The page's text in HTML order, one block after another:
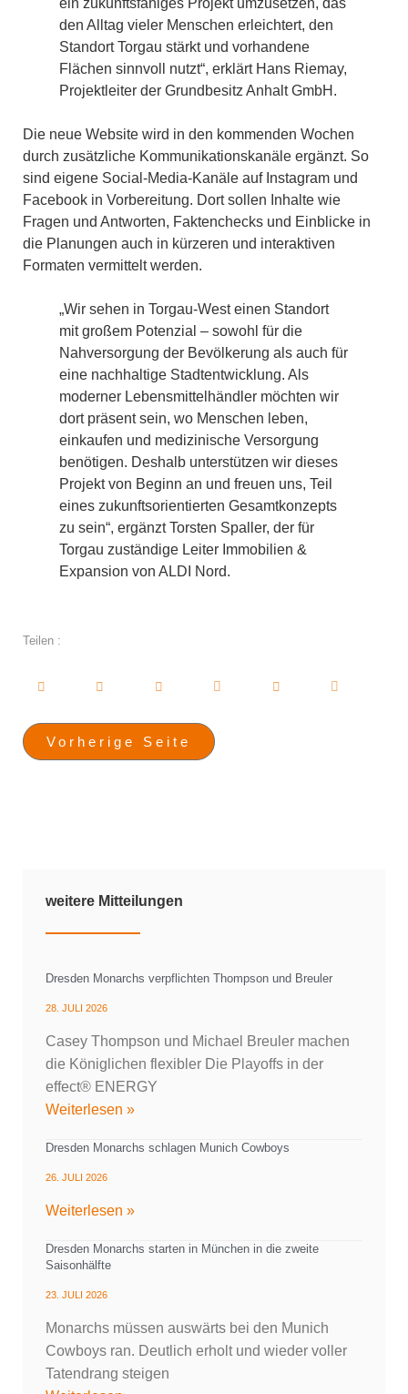
den Alltag vieler Menschen erleichtert, den
Standort Torgau stärkt und vorhandene
Flächen sinnvoll nutzt“, erklärt Hans Riemay,
Projektleiter der Grundbesitz Anhalt GmbH.
Die neue Website wird in den kommenden Wochen
durch zusätzliche Kommunikationskanäle ergänzt. So
sind eigene Social-Media-Kanäle auf Instagram und
Facebook in Vorbereitung. Dort sollen Inhalte wie
Fragen und Antworten, Faktenchecks und Einblicke in
die Planungen auch in kürzeren und interaktiven
Formaten vermittelt werden.
„Wir sehen in Torgau-West einen Standort
mit großem Potenzial – sowohl für die
Nahversorgung der Bevölkerung als auch für
eine nachhaltige Stadtentwicklung. Als
moderner Lebensmittelhändler möchten wir
dort präsent sein, wo Menschen leben,
einkaufen und medizinische Versorgung
benötigen. Deshalb unterstützen wir dieses
Projekt von Beginn an und freuen uns, Teil
eines zukunftsorientierten Gesamtkonzepts
zu sein“, ergänzt Torsten Spaller, der für
Torgau zuständige Leiter Immobilien &
Expansion von ALDI Nord.
Teilen :
Vorherige Seite
weitere Mitteilungen
Dresden Monarchs verpflichten Thompson und Breuler
28. JULI 2026
Casey Thompson und Michael Breuler machen
die Königlichen flexibler Die Playoffs in der
effect® ENERGY
Weiterlesen »
Dresden Monarchs schlagen Munich Cowboys
26. JULI 2026
Weiterlesen »
Dresden Monarchs starten in München in die zweite
Saisonhälfte
23. JULI 2026
Monarchs müssen auswärts bei den Munich
Cowboys ran. Deutlich erholt und wieder voller
Tatendrang steigen